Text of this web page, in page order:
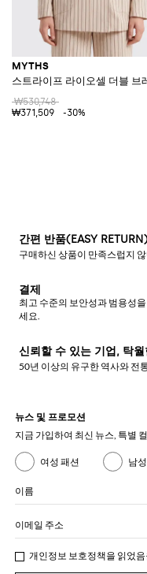
MYTHS
스트라이프 라이오셀 더블 브
₩530,748
₩371,509
-30%
간편 반품(EASY RETURN)
구매하신 상품이 만족스럽지
결제
최고 수준의 보안성과 범용성
세요.
신뢰할 수 있는 기업, 탁
50년 이상의 유구한 역사와 전
뉴스 및 프로모션
지금 가입하여 최신 뉴스, 특별
여성 패션 남
이름
이메일 주소
개인정보 보호정책을 읽었